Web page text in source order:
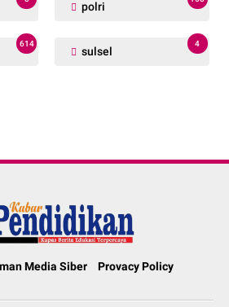
polri
614
sulsel
4
Media Siber Provacy Policy